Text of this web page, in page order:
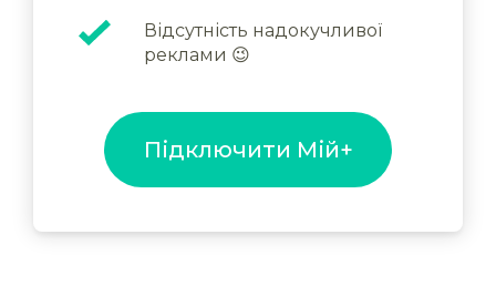
Відсутність надокучливої
реклами 😉
Підключити Мій+